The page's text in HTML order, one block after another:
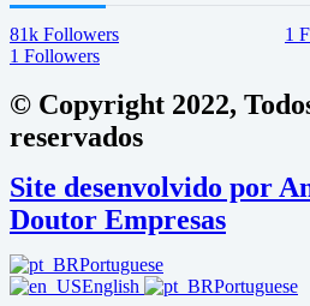
81k Followers 1
1 Followers
© Copyright 2022,
reservados
Site desenvolvido por
Doutor Empresas
Portuguese
English
Portuguese